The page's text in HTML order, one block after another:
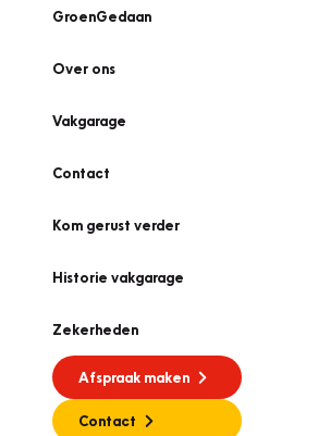
GroenGedaan
Over ons
Vakgarage
Contact
Kom gerust verder
Historie vakgarage
Zekerheden
Afspraak maken
Contact